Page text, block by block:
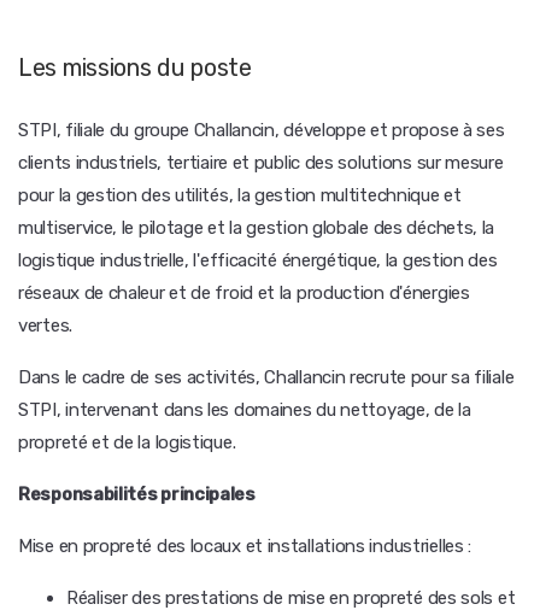
Les missions du poste
STPI, filiale du groupe Challancin, développe et propose à ses
clients industriels, tertiaire et public des solutions sur mesure
pour la gestion des utilités, la gestion multitechnique et
multiservice, le pilotage et la gestion globale des déchets, la
logistique industrielle, l'efficacité énergétique, la gestion des
réseaux de chaleur et de froid et la production d'énergies
vertes.
Dans le cadre de ses activités, Challancin recrute pour sa filiale
STPI, intervenant dans les domaines du nettoyage, de la
propreté et de la logistique.
Responsabilités principales
Mise en propreté des locaux et installations industrielles :
Réaliser des prestations de mise en propreté des sols et